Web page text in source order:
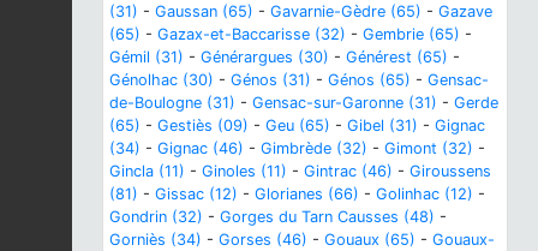
(31) - Gaussan (65) - Gavarnie-Gèdre (65) - Gazave
(65) - Gazax-et-Baccarisse (32) - Gembrie (65) -
Gémil (31) - Générargues (30) - Générest (65) -
Génolhac (30) - Génos (31) - Génos (65) - Gensac-
de-Boulogne (31) - Gensac-sur-Garonne (31) - Gerde
(65) - Gestiès (09) - Geu (65) - Gibel (31) - Gignac
(34) - Gignac (46) - Gimbrède (32) - Gimont (32) -
Gincla (11) - Ginoles (11) - Gintrac (46) - Giroussens
(81) - Gissac (12) - Glorianes (66) - Golinhac (12) -
Gondrin (32) - Gorges du Tarn Causses (48) -
Gorniès (34) - Gorses (46) - Gouaux (65) - Gouaux-